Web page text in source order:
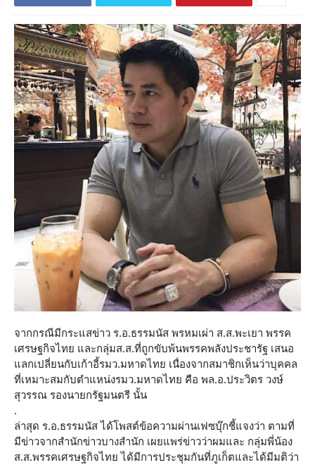
จากกรณีมีกระแสข่าว ร.อ.ธรรมนัส พรหมเผ่า ส.ส.พะเยา พรรค
เศรษฐกิจไทย และกลุ่มส.ส.ที่ถูกขับพ้นพรรคพลังประชารัฐ เสนอ
แลกเปลี่ยนกับเก้าอี้รมว.มหาดไทย เนื่องจากสมาชิกเห็นว่าบุคคล
ที่เหมาะสมกับตำแหน่งรมว.มหาดไทย คือ พล.อ.ประวิตร วงษ์
สุวรรณ รองนายกรัฐมนตรี นั้น
.
ล่าสุด ร.อ.ธรรมนัส ได้โพสต์ข้อความผ่านเฟซบุ๊กชี้แจงว่า ตามที่
มีข่าวจากสำนักข่าวบางสำนัก เผยแพร่ข่าวว่าผมและ กลุ่มพี่น้อง
ส.ส.พรรคเศรษฐกิจไทย ได้มีการประชุมกันที่ภูเก็ตและได้มีมติว่า